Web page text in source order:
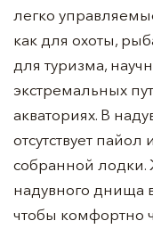
легко
как для охоты,
для туризма,
экстремальных
акваториях. В
отсутствует
собранной лодки.
надувного днища
чтобы комфортно